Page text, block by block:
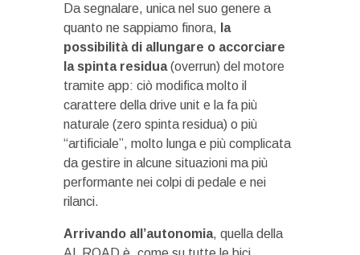
Da segnalare, unica nel suo genere a
quanto ne sappiamo finora,
la
possibilità di allungare o accorciare
la spinta residua(overrun) del motore
tramite app: ciò modifica molto il
carattere della drive unit e la fa più
naturale (zero spinta residua) o più
“artificiale”, molto lunga e più complicata
da gestire in alcune situazioni ma più
performante nei colpi di pedale e nei
rilanci.
Arrivando all’autonomia, quella della